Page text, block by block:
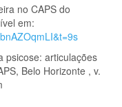
no CAPS do
em:
psicose: articulações
Belo Horizonte , v.